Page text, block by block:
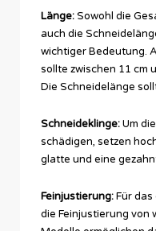
Länge:Sowohl die
auch die
wichtiger Bedeutung.
sollte zwischen 11 cm
Die Schneidelänge
Schneideklinge:Um
schädigen, setzen
glatte und eine
Feinjustierung:Für
die Feinjustierung von